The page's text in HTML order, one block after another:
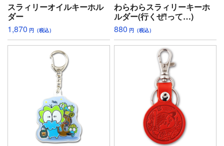
スラィリーオイルキーホル
ダー
1,870 円（税込）
わらわらスラィリーキーホ
ルダー(行くぜ!って…)
880 円（税込）